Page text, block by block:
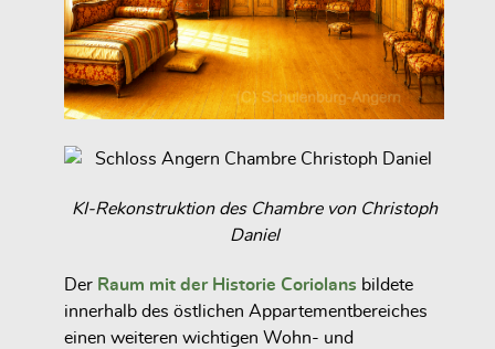
KI-Rekonstruktion des Chambre von Christoph
Daniel
Der Raum mit der Historie Coriolans bildete
innerhalb des östlichen Appartementbereiches
einen weiteren wichtigen Wohn- und